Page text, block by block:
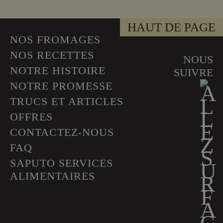
NOS FROMAGES
NOS RECETTES
NOTRE HISTOIRE
NOTRE PROMESSE
TRUCS ET ARTICLES
OFFRES
CONTACTEZ-NOUS
FAQ
SAPUTO SERVICES
ALIMENTAIRES
NOUS
SUIVRE
HAUT DE PAGE